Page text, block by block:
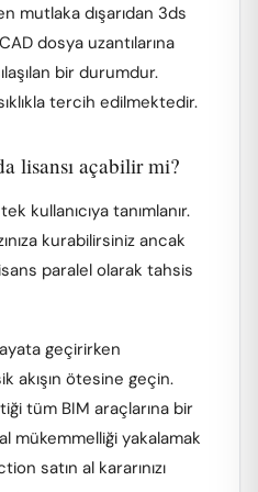
mutlaka dışarıdan 3ds
dosya uzantılarına
bir durumdur.
tercih edilmektedir.
lisansı açabilir mi?
kullanıcıya tanımlanır.
kurabilirsiniz ancak
paralel olarak tahsis
geçirirken
akışın ötesine geçin.
tüm BIM araçlarına bir
mükemmelliği yakalamak
satın al kararınızı